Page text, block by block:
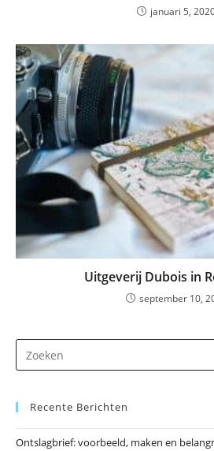
januari 5,
Uitgeverij Dubois in
september 10,
Recente Berichten
Ontslagbrief: voorbeeld, maken en